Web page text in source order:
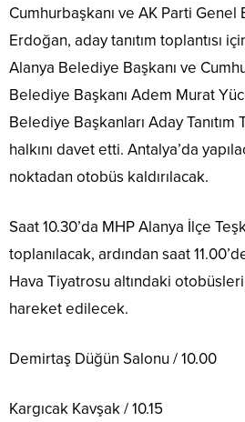
Cumhurbaşkanı ve AK Parti Genel
Erdoğan, aday tanıtım toplantısı
Alanya Belediye Başkanı ve
Belediye Başkanı Adem Murat
Belediye Başkanları Aday Tanıtım
halkını davet etti. Antalya’da
noktadan otobüs kaldırılacak.
Saat 10.30’da MHP Alanya İlçe
toplanılacak, ardından saat
Hava Tiyatrosu altındaki
hareket edilecek.
Demirtaş Düğün Salonu / 10.00
Kargıcak Kavşak / 10.15